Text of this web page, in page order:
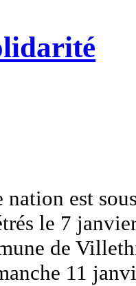
nation est
le 7
de
11